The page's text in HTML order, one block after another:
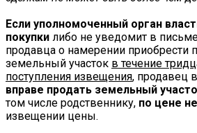
Если уполномоченный орган
покупки либо не уведомит в
продавца о намерении приобрести
земельный участок в течение
поступления извещения, продавец
вправе продать земельный
том числе родственнику, по цене
извещении цены.